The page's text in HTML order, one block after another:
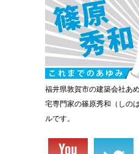
福井県敦賀市の建築会社あ
宅専門家の篠原秀和（しの
ルです。